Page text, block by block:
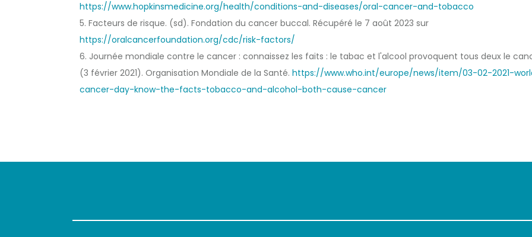
https://www.hopkinsmedicine.org/health/conditions-and-diseases/oral-cancer-and-tobacco
5. Facteurs de risque. (sd). Fondation du cancer buccal. Récupéré le 7 août 2023 sur
https://oralcancerfoundation.org/cdc/risk-factors/
6. Journée mondiale contre le cancer : connaissez les faits : le tabac et l'alcool provoquent tous deux le
(3 février 2021). Organisation Mondiale de la Santé.https://www.who.int/europe/news/item/03-02-2021-
cancer-day-know-the-facts-tobacco-and-alcohol-both-cause-cancer